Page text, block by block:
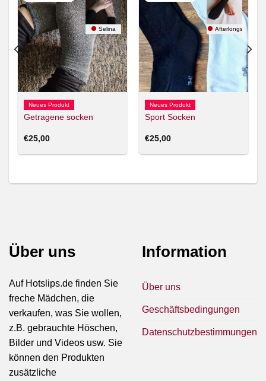
Selina
Neues Produkt
Getragene socken
€25,00
Afterlongshift
Neues Produkt
Sport Socken
€25,00
Über uns
Auf Hotslips.de finden Sie
freche Mädchen, die
verkaufen, was Sie wollen,
z.B. gebrauchte Höschen,
Bilder und Videos usw. Sie
können den Produkten
zusätzliche
Information
Über uns
Geschäftsbedingungen
Datenschutzbestimmungen